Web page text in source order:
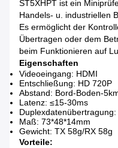
ST5XHPT ist ein
Handels- u. industriellen
Es ermöglicht der
Übertragen oder dem
beim Funktionieren auf
Eigenschaften
Videoeingang: HDMI
Entschließung: HD 720P
Abstand: Bord-Boden-
Latenz: ≤15-30ms
Maß: 73*48*14mm
Gewicht: TX 58g/RX 58g
Vorteile: